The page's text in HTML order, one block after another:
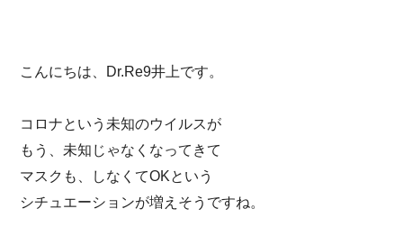
こんにちは、Dr.Re9井上です。
コロナという未知のウイルスが
もう、未知じゃなくなってきて
マスクも、しなくてOKという
シチュエーションが増えそうですね。